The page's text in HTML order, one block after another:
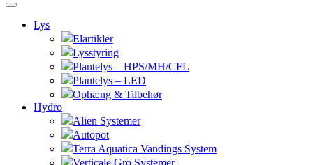
Lys
Elartikler
Lysstyring
Plantelys – HPS/MH/CFL
Plantelys – LED
Ophæng & Tilbehør
Hydro
Alien Systemer
Autopot
Terra Aquatica Vandings System
Verticale Gro Systemer